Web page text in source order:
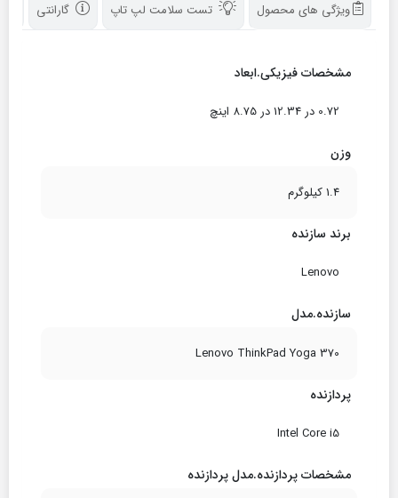
ویژگی های محصول تست سلامت لپ تاپ گارانتی
مشخصات فیزیکی.ابعاد
0.72 در 12.34 در 8.75 اینچ
وزن
1.4 کیلوگرم
برند سازنده
Lenovo
سازنده.مدل
Lenovo ThinkPad Yoga 370
پردازنده
Intel Core i5
مشخصات پردازنده.مدل پردازنده